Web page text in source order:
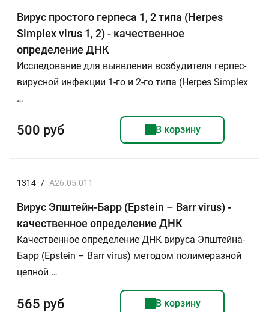
Вирус простого герпеса 1, 2 типа (Herpes
Simplex virus 1, 2) - качественное
определение ДНК
Исследование для выявления возбудителя герпес-
вирусной инфекции 1-го и 2-го типа (Herpes Simplex
…
500 руб В корзину
1314 / A26.05.011
Вирус Эпштейн-Барр (Epstein – Barr virus) -
качественное определение ДНК
Качественное определение ДНК вируса Эпштейна-
Барр (Epstein – Barr virus) методом полимеразной
цепной …
565 руб В корзину